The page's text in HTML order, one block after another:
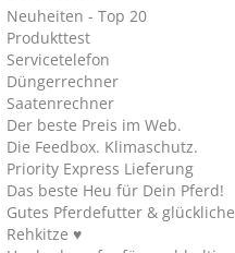
Neuheiten - Top 20
Produkttest
Servicetelefon
Düngerrechner
Saatenrechner
Der beste Preis im Web.
Die Feedbox. Klimaschutz.
Priority Express Lieferung
Das beste Heu für Dein Pferd!
Gutes Pferdefutter & glückliche
Rehkitze ♥